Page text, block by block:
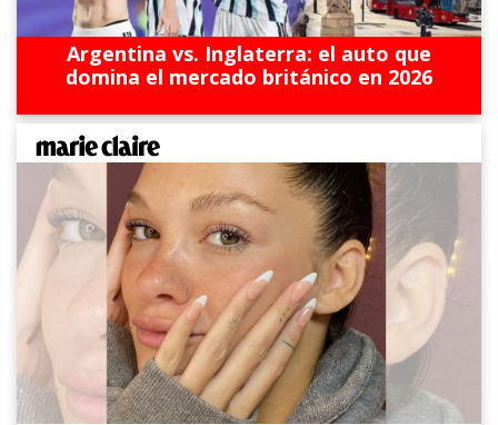
Argentina vs. Inglaterra: el auto que
domina el mercado británico en 2026